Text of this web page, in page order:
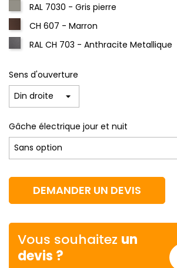
RAL 7030 - Gris pierre
CH 607 - Marron
RAL CH 703 - Anthracite Metallique
Sens d'ouverture
Gâche électrique jour et nuit
DEMANDER UN DEVIS
Vous souhaitez un
devis ?